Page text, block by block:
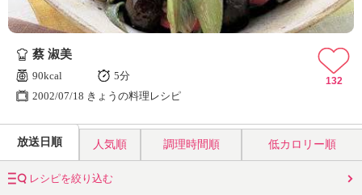
蔡 淑美
90kcal
5分
2002/07/18 きょうの料理レシピ
132
放送日順 人気順 調理時間順 低カロリー順
レシピを絞り込む